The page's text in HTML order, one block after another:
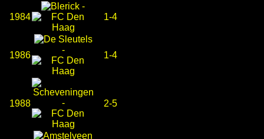
1984
-
1-4
1986
-
1-4
1988 - 2-5